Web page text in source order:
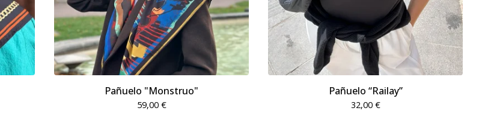
Pañuelo "Monstruo"
59,00 €
Pañuelo “Railay”
32,00 €